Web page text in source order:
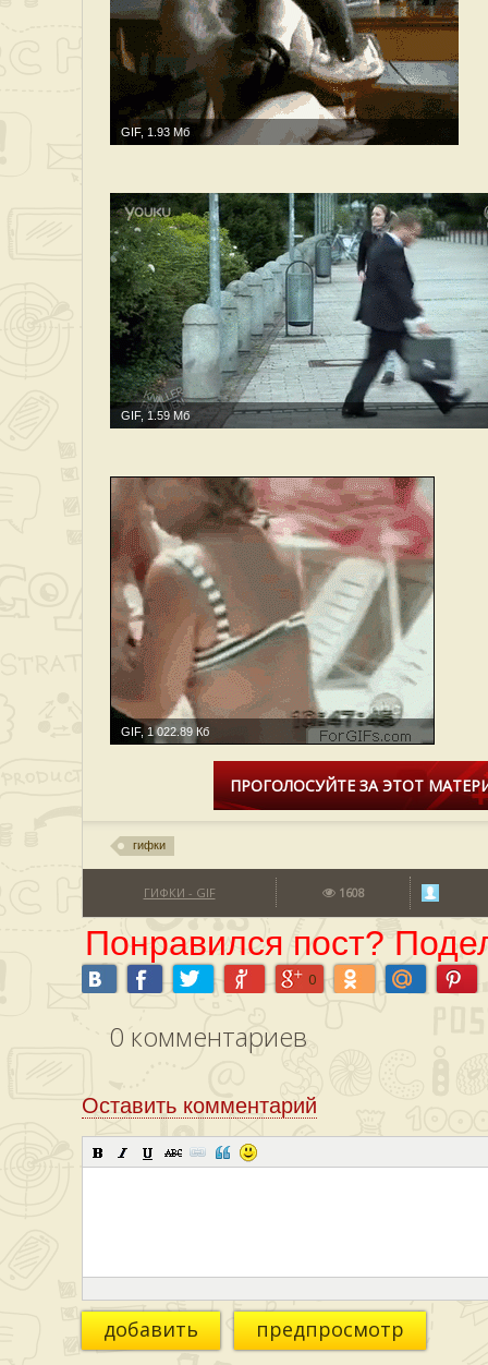
GIF, 1.93 Мб
GIF, 1.59 Мб
GIF, 1 022.89 Кб
ПРОГОЛОСУЙТЕ ЗА ЭТОТ
гифки
ГИФКИ - GIF 1608
Понравился пост?
0
0 комментариев
Оставить комментарий
добавить предпросмотр